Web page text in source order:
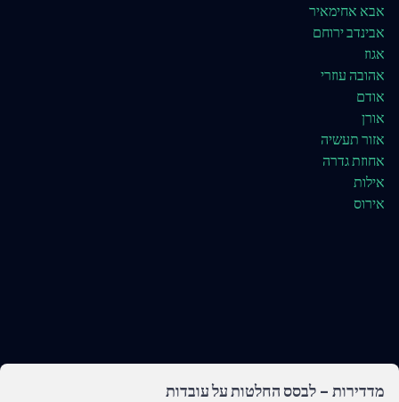
אבא אחימאיר
אבינדב ירוחם
אגוז
אהובה עוזרי
אודם
אורן
אזור תעשיה
אחוזת גדרה
אילות
אירוס
מדדירות - לבסס החלטות על עובדות